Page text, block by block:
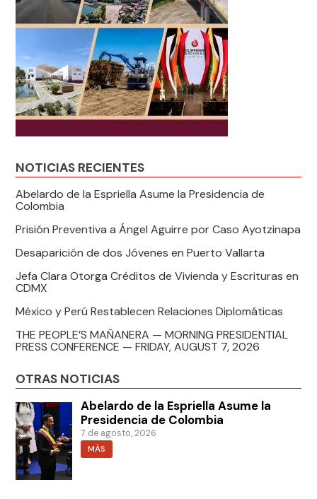
NOTICIAS RECIENTES
Abelardo de la Espriella Asume la Presidencia de
Colombia
Prisión Preventiva a Ángel Aguirre por Caso Ayotzinapa
Desaparición de dos Jóvenes en Puerto Vallarta
Jefa Clara Otorga Créditos de Vivienda y Escrituras en
CDMX
México y Perú Restablecen Relaciones Diplomáticas
THE PEOPLE’S MAÑANERA — MORNING PRESIDENTIAL
PRESS CONFERENCE — FRIDAY, AUGUST 7, 2026
OTRAS NOTICIAS
Abelardo de la Espriella Asume la
Presidencia de Colombia
7 de agosto, 2026
MÁS